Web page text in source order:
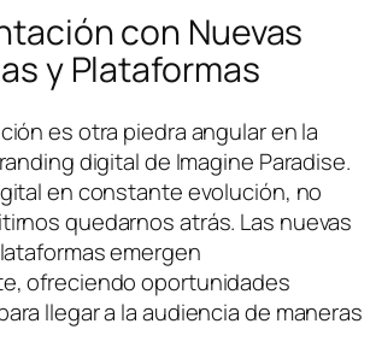
con Nuevas
y Plataformas
es otra piedra angular en la
digital de Imagine Paradise.
en constante evolución, no
quedarnos atrás. Las nuevas
emergen
ofreciendo oportunidades
llegar a la audiencia de maneras